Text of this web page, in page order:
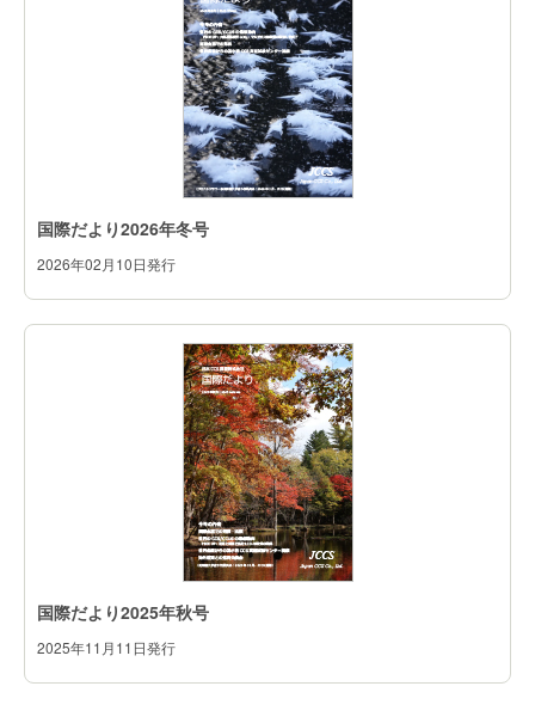
国際だより2026年冬号
2026年02月10日発行
国際だより2025年秋号
2025年11月11日発行